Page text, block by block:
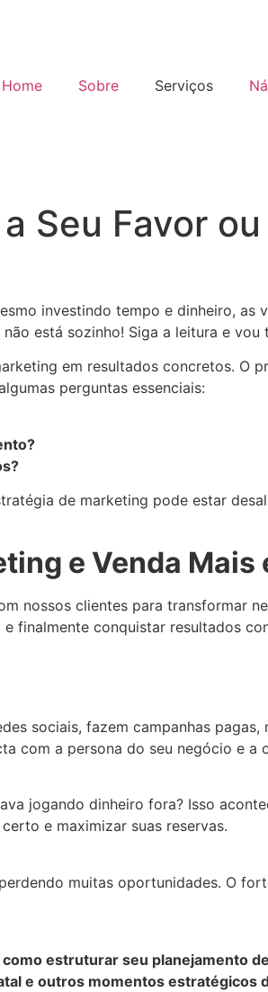
Home Sobre Serviços
Seu Favor
investindo tempo e dinheiro, as
está sozinho! Siga a leitura e
em resultados concretos. O
perguntas essenciais:
de marketing pode estar
e Venda Mais
nossos clientes para transformar
finalmente conquistar resultados
sociais, fazem campanhas
com a persona do seu negócio e a
jogando dinheiro fora? Isso
e maximizar suas reservas.
muitas oportunidades. O
como estruturar seu planejamento
e outros momentos estratégicos